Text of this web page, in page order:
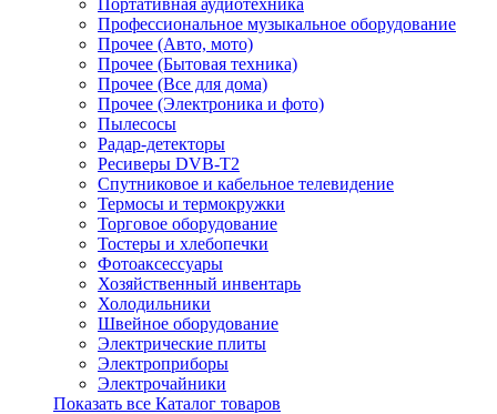
Портативная аудиотехника
Профессиональное музыкальное оборудование
Прочее (Авто, мото)
Прочее (Бытовая техника)
Прочее (Все для дома)
Прочее (Электроника и фото)
Пылесосы
Радар-детекторы
Ресиверы DVB-T2
Спутниковое и кабельное телевидение
Термосы и термокружки
Торговое оборудование
Тостеры и хлебопечки
Фотоаксессуары
Хозяйственный инвентарь
Холодильники
Швейное оборудование
Электрические плиты
Электроприборы
Электрочайники
Показать все Каталог товаров